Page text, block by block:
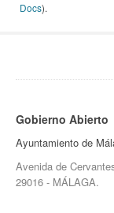
Docs).
Gobierno Abierto
Ayuntamiento de
Avenida de
29016 - MÁLAGA.